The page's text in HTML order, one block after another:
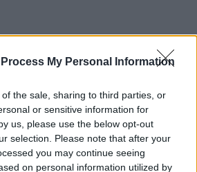
Process My Personal Information
the sale, sharing to third parties, or
or sensitive information for
us, please use the below opt-out
selection. Please note that after your
you may continue seeing
on personal information utilized by